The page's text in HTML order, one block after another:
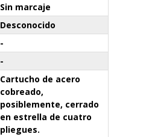
Sin marcaje
Desconocido
-
-
Cartucho de acero
cobreado,
posiblemente, cerrado
en estrella de cuatro
pliegues.